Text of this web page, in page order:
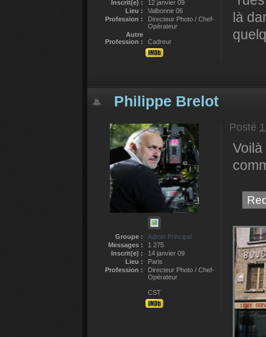
Inscrit(e) :
12 janvier 09
Lieu :
Valbonne 06
Profession :
Directeur Photo / Chef-
Opérateur
Autre
Profession :
Cadreur
là
Philippe Brelot
Groupe :
Admin Principal
Messages :
1 275
Inscrit(e) :
14 janvier 09
Lieu :
Paris
Profession :
Directeur Photo / Chef-
Opérateur
CST
Posté